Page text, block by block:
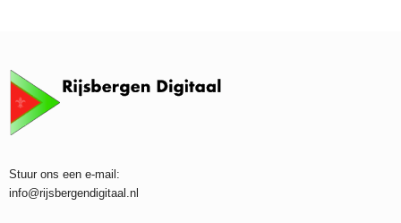
Stuur ons een e-mail:
info@rijsbergendigitaal.nl